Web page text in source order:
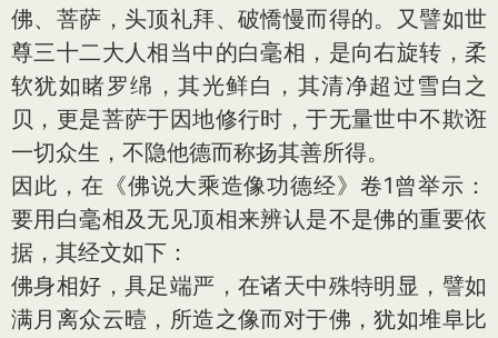
佛、菩萨，头顶礼拜、破憍慢而得的。又譬如世
尊三十二大人相当中的白毫相，是向右旋转，柔
软犹如睹罗绵，其光鲜白，其清净超过雪白之
贝，更是菩萨于因地修行时，于无量世中不欺诳
一切众生，不隐他德而称扬其善所得。
因此，在《佛说大乘造像功德经》卷1曾举示：
要用白毫相及无见顶相来辨认是不是佛的重要依
据，其经文如下：
佛身相好，具足端严，在诸天中殊特明显，譬如
满月离众云曀，所造之像而对于佛，犹如堆阜比